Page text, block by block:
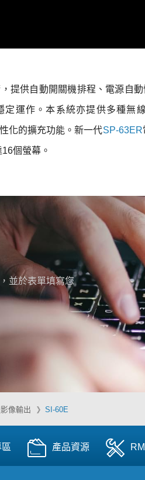
提供自動開關機排程、電源自
運作。本系統亦提供多種無
化的擴充功能。新一代SP-63ER
個螢幕。
並於表單填寫您
像輸出 SI-60E
產品資源